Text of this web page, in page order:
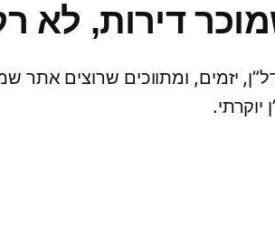
דירות, לא
יזמים, ומתווכים שרוצים אתר